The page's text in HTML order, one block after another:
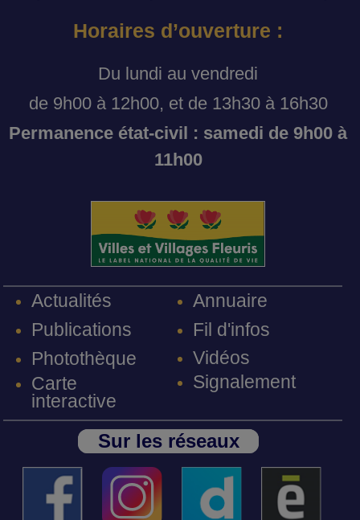
Horaires d’ouverture :
Du lundi au vendredi
de 9h00 à 12h00, et de 13h30 à 16h30
Permanence état-civil : samedi de 9h00 à
11h00
Actualités
Publications
Photothèque
Carte
interactive
Annuaire
Fil d'infos
Vidéos
Signalement
Sur les réseaux